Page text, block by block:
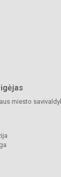
miesto